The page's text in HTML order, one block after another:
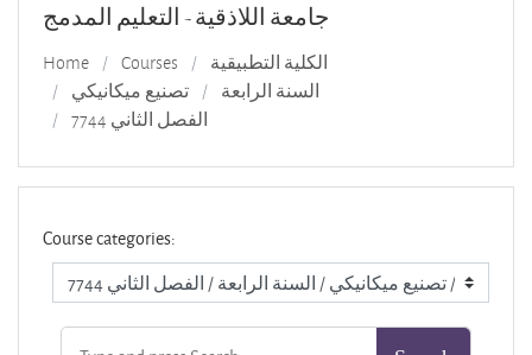
جامعة اللاذقية - التعليم المدمج
Home Courses
الكلية التطبيقية
تصنيع ميكانيكي
السنة الرابعة
الفصل الثاني 7744
Course categories: